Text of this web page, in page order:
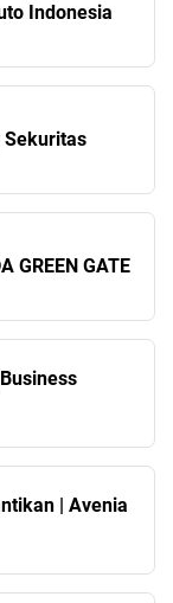
Indonesia
Sekuritas
GREEN GATE
| Avenia